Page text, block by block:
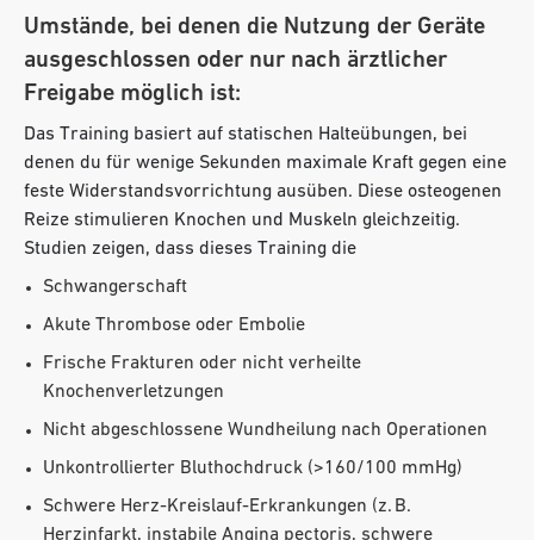
Umstände, bei denen die Nutzung der Geräte
ausgeschlossen oder nur nach ärztlicher
Freigabe möglich ist:
Das Training basiert auf statischen Halteübungen, bei
denen du für wenige Sekunden maximale Kraft gegen eine
feste Widerstandsvorrichtung ausüben. Diese osteogenen
Reize stimulieren Knochen und Muskeln gleichzeitig.
Studien zeigen, dass dieses Training die
Schwangerschaft
Akute Thrombose oder Embolie
Frische Frakturen oder nicht verheilte
Knochenverletzungen
Nicht abgeschlossene Wundheilung nach Operationen
Unkontrollierter Bluthochdruck (>160/100 mmHg)
Schwere Herz-Kreislauf-Erkrankungen (z. B.
Herzinfarkt, instabile Angina pectoris, schwere